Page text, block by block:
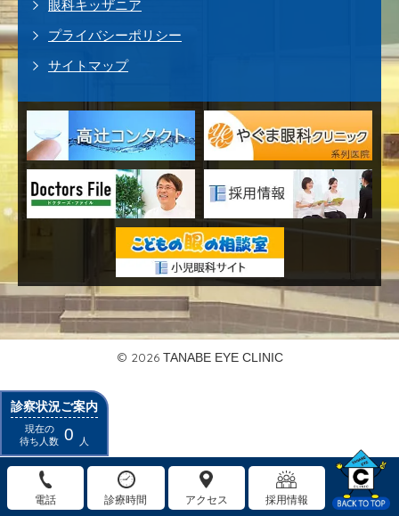
眼科キッザニア
プライバシーポリシー
サイトマップ
電話 診療時間 アクセス 採用情報
診察状況ご案内
現在の
待ち人数 0 人
© 2026TANABE EYE CLINIC